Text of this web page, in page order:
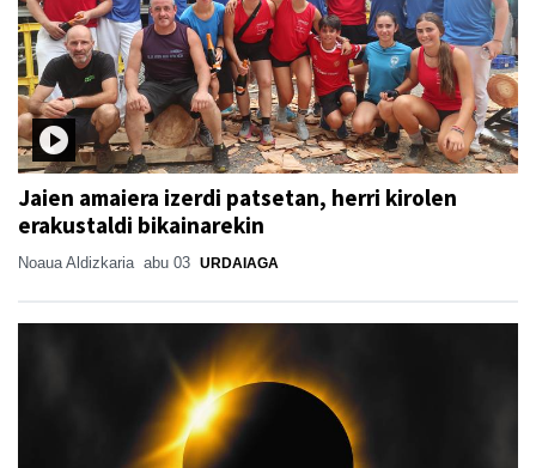
Jaien amaiera izerdi patsetan, herri kirolen
erakustaldi bikainarekin
Noaua Aldizkaria abu 03 URDAIAGA